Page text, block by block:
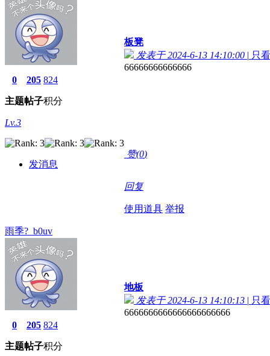
0
主题
205
帖子
824
积分
Lv.3
发消息
板凳
发表于 2024-6-13 14:10:00 | 只
66666666666666
赞(0)
回复
使用道具 举报
雨季?_b0uv
0
主题
205
帖子
824
积分
地板
发表于 2024-6-13 14:10:13 | 只
6666666666666666666666